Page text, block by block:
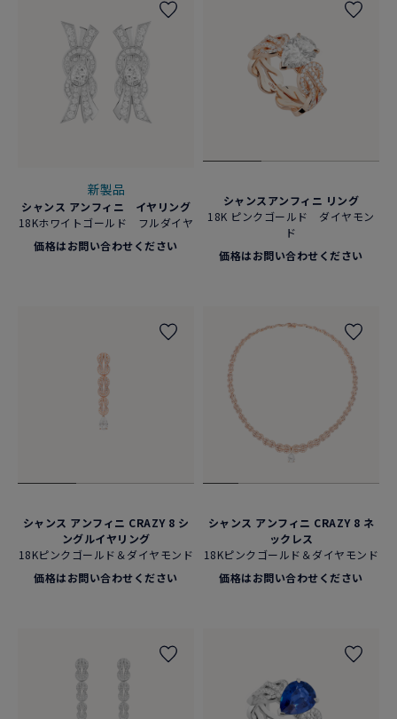
新製品
シャンス アンフィニ イヤリング
18Kホワイトゴールド フルダイヤ
価格はお問い合わせください
シャンスアンフィニ リング
18K ピンクゴールド ダイヤモン
ド
価格はお問い合わせください
シャンス アンフィニ CRAZY 8 シ
ングルイヤリング
18Kピンクゴールド＆ダイヤモンド
価格はお問い合わせください
シャンス アンフィニ CRAZY 8 ネ
ックレス
18Kピンクゴールド＆ダイヤモンド
価格はお問い合わせください